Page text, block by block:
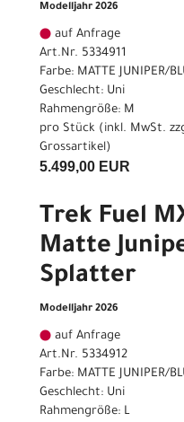
Modelljahr 2026
auf Anfrage
Art.Nr. 5334911
Farbe: MATTE JUNIPER/
Geschlecht: Uni
Rahmengröße: M
pro Stück (inkl. MwSt.
Grossartikel)
5.499,00 EUR
Trek Fuel
Matte
Splatter
Modelljahr 2026
auf Anfrage
Art.Nr. 5334912
Farbe: MATTE JUNIPER/
Geschlecht: Uni
Rahmengröße: L